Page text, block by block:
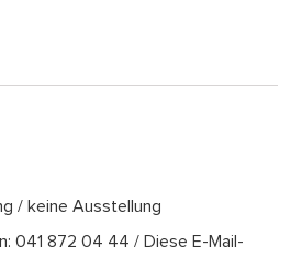
/ keine Ausstellung
041 872 04 44 / Diese E-Mail-